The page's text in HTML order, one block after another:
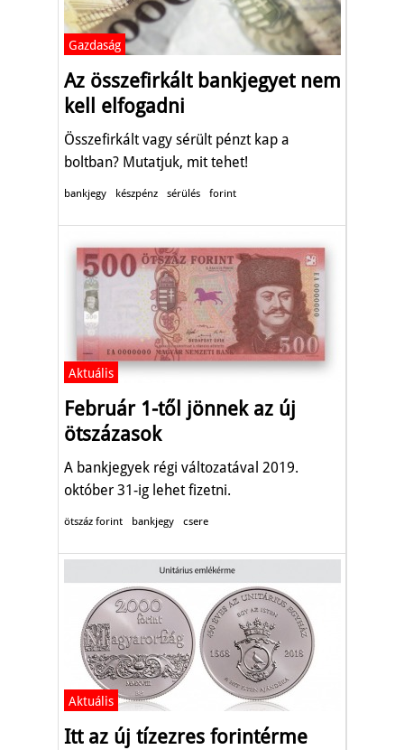
Gazdaság
Az összefirkált bankjegyet nem
kell elfogadni
Összefirkált vagy sérült pénzt kap a
boltban? Mutatjuk, mit tehet!
bankjegy készpénz sérülés forint
Aktuális
Február 1-től jönnek az új
ötszázasok
A bankjegyek régi változatával 2019.
október 31-ig lehet fizetni.
ötszáz forint bankjegy csere
Aktuális
Itt az új tízezres forintérme